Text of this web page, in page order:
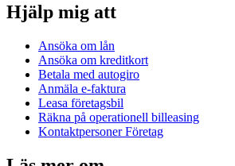
Hjälp mig att
Ansöka om lån
Ansöka om kreditkort
Betala med autogiro
Anmäla e-faktura
Leasa företagsbil
Räkna på operationell billeasing
Kontaktpersoner Företag